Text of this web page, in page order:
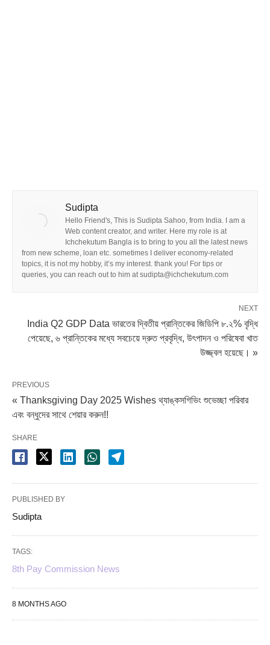
Sudipta
Hello Friend's, This is Sudipta Sahoo, from India. I am a
Web content creator, and writer. Here my role is at
Ichchekutum Bangla is to bring to you all the latest news
from new scheme, loan etc. sometimes I deliver economy-related
topics, it is not my hobby, it’s my interest. thank you! For tips or
queries, you can reach out to him at sudipta@ichchekutum.com
NEXT
India Q2 GDP Data ভারতের দ্বিতীয় প্রান্তিকের জিডিপি ৮.২% বৃদ্ধি
পেয়েছে, ৬ প্রান্তিকের মধ্যে সবচেয়ে দ্রুত প্রবৃদ্ধি, উৎপাদন ও পরিষেবা খাত
উজ্জ্বল হয়েছে। »
PREVIOUS
« Thanksgiving Day 2025 Wishes থ্যাঙ্কসগিভিং শুভেচ্ছা পরিবার
এবং বন্ধুদের সাথে শেয়ার করুন!!
SHARE
PUBLISHED BY
Sudipta
TAGS:
8th Pay Commission News
8 MONTHS AGO